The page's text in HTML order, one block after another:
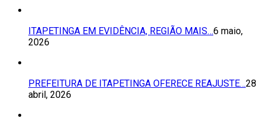
ITAPETINGA EM EVIDÊNCIA, REGIÃO MAIS…6 maio,
2026
PREFEITURA DE ITAPETINGA OFERECE REAJUSTE…28
abril, 2026